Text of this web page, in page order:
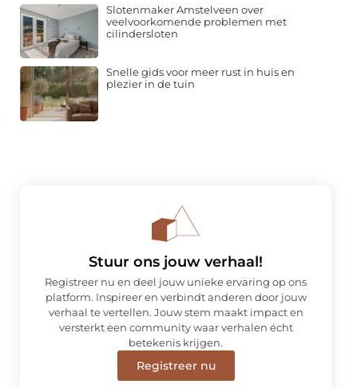
Slotenmaker Amstelveen over
veelvoorkomende problemen met
cilindersloten
Snelle gids voor meer rust in huis en
plezier in de tuin
Stuur ons jouw verhaal!
Registreer nu en deel jouw unieke ervaring op ons
platform. Inspireer en verbindt anderen door jouw
verhaal te vertellen. Jouw stem maakt impact en
versterkt een community waar verhalen écht
betekenis krijgen.
Registreer nu